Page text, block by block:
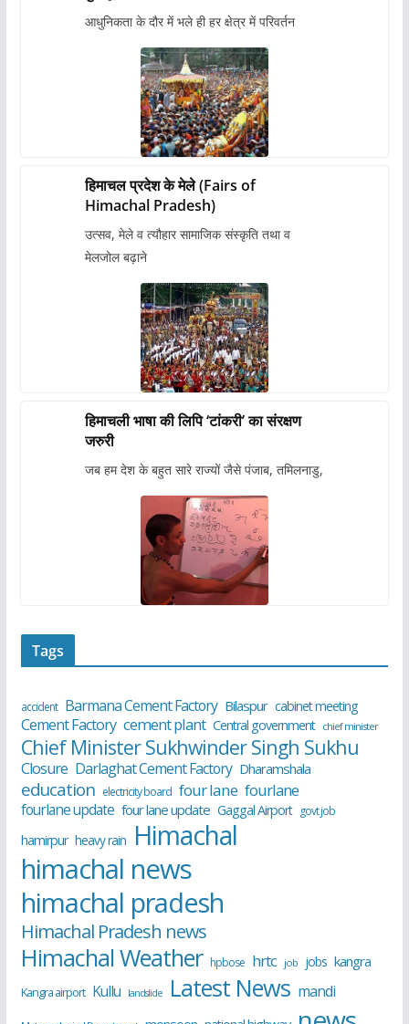
आधुनिकता के दौर में भले ही हर क्षेत्र में परिवर्तन
हिमाचल प्रदेश के मेले (Fairs of
Himachal Pradesh)
उत्सव, मेले व त्यौहार सामाजिक संस्कृति तथा व
मेलजोल बढ़ाने
हिमाचली भाषा की लिपि ‘टांकरी’ का संरक्षण
जरुरी
जब हम देश के बहुत सारे राज्यों जैसे पंजाब, तमिलनाडु,
Tags
accident Barmana Cement Factory Bilaspur cabinet meeting
Cement Factory cement plant Central government chief minister
Chief Minister Sukhwinder Singh Sukhu
Closure Darlaghat Cement Factory Dharamshala
education electricity board four lane fourlane
fourlane update four lane update Gaggal Airport govt job
hamirpur heavy rain Himachal
himachal news
himachal pradesh
Himachal Pradesh news
Himachal Weather hpbose hrtc job jobs kangra
Kangra airport Kullu landslide Latest News mandi